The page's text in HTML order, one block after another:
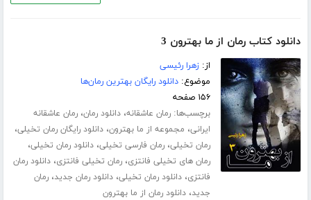
دانلود کتاب رمان از ما بهترون 3
از:زهرا رئیسی
موضوع:دانلود رایگان بهترین رمان‌ها
۱۵۶ صفحه
برچسب‌ها:رمان عاشقانه،دانلود رمان،رمان عاشقانه
ایرانی، مجموعه از ما بهترون،دانلود رایگان رمان تخیلی،
رمان تخیلی،رمان فارسی تخیلی،دانلود رمان تخیلی،
رمان های تخیلی فانتزی،رمان تخیلی فانتزی،دانلود رمان
فانتزی،دانلود رمان تخیلی،دانلود رمان جدید،رمان
جدید،دانلود رمان از ما بهترون